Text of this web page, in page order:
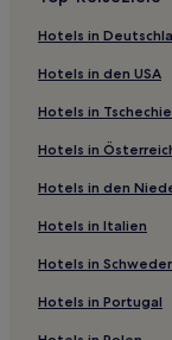
B&B in Hafen von
Motels in Ventura
Motels in Emma
Villen in Wilshire
Motels in Mojave
Motels in Santa
Hotels in
Hotels in den USA
Hotels in
Hotels in
Hotels in den
Hotels in Italien
Hotels in
Hotels in Portugal